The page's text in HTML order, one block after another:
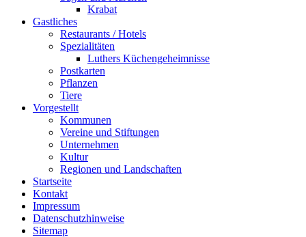
Krabat
Gastliches
Restaurants / Hotels
Spezialitäten
Luthers Küchengeheimnisse
Postkarten
Pflanzen
Tiere
Vorgestellt
Kommunen
Vereine und Stiftungen
Unternehmen
Kultur
Regionen und Landschaften
Startseite
Kontakt
Impressum
Datenschutzhinweise
Sitemap